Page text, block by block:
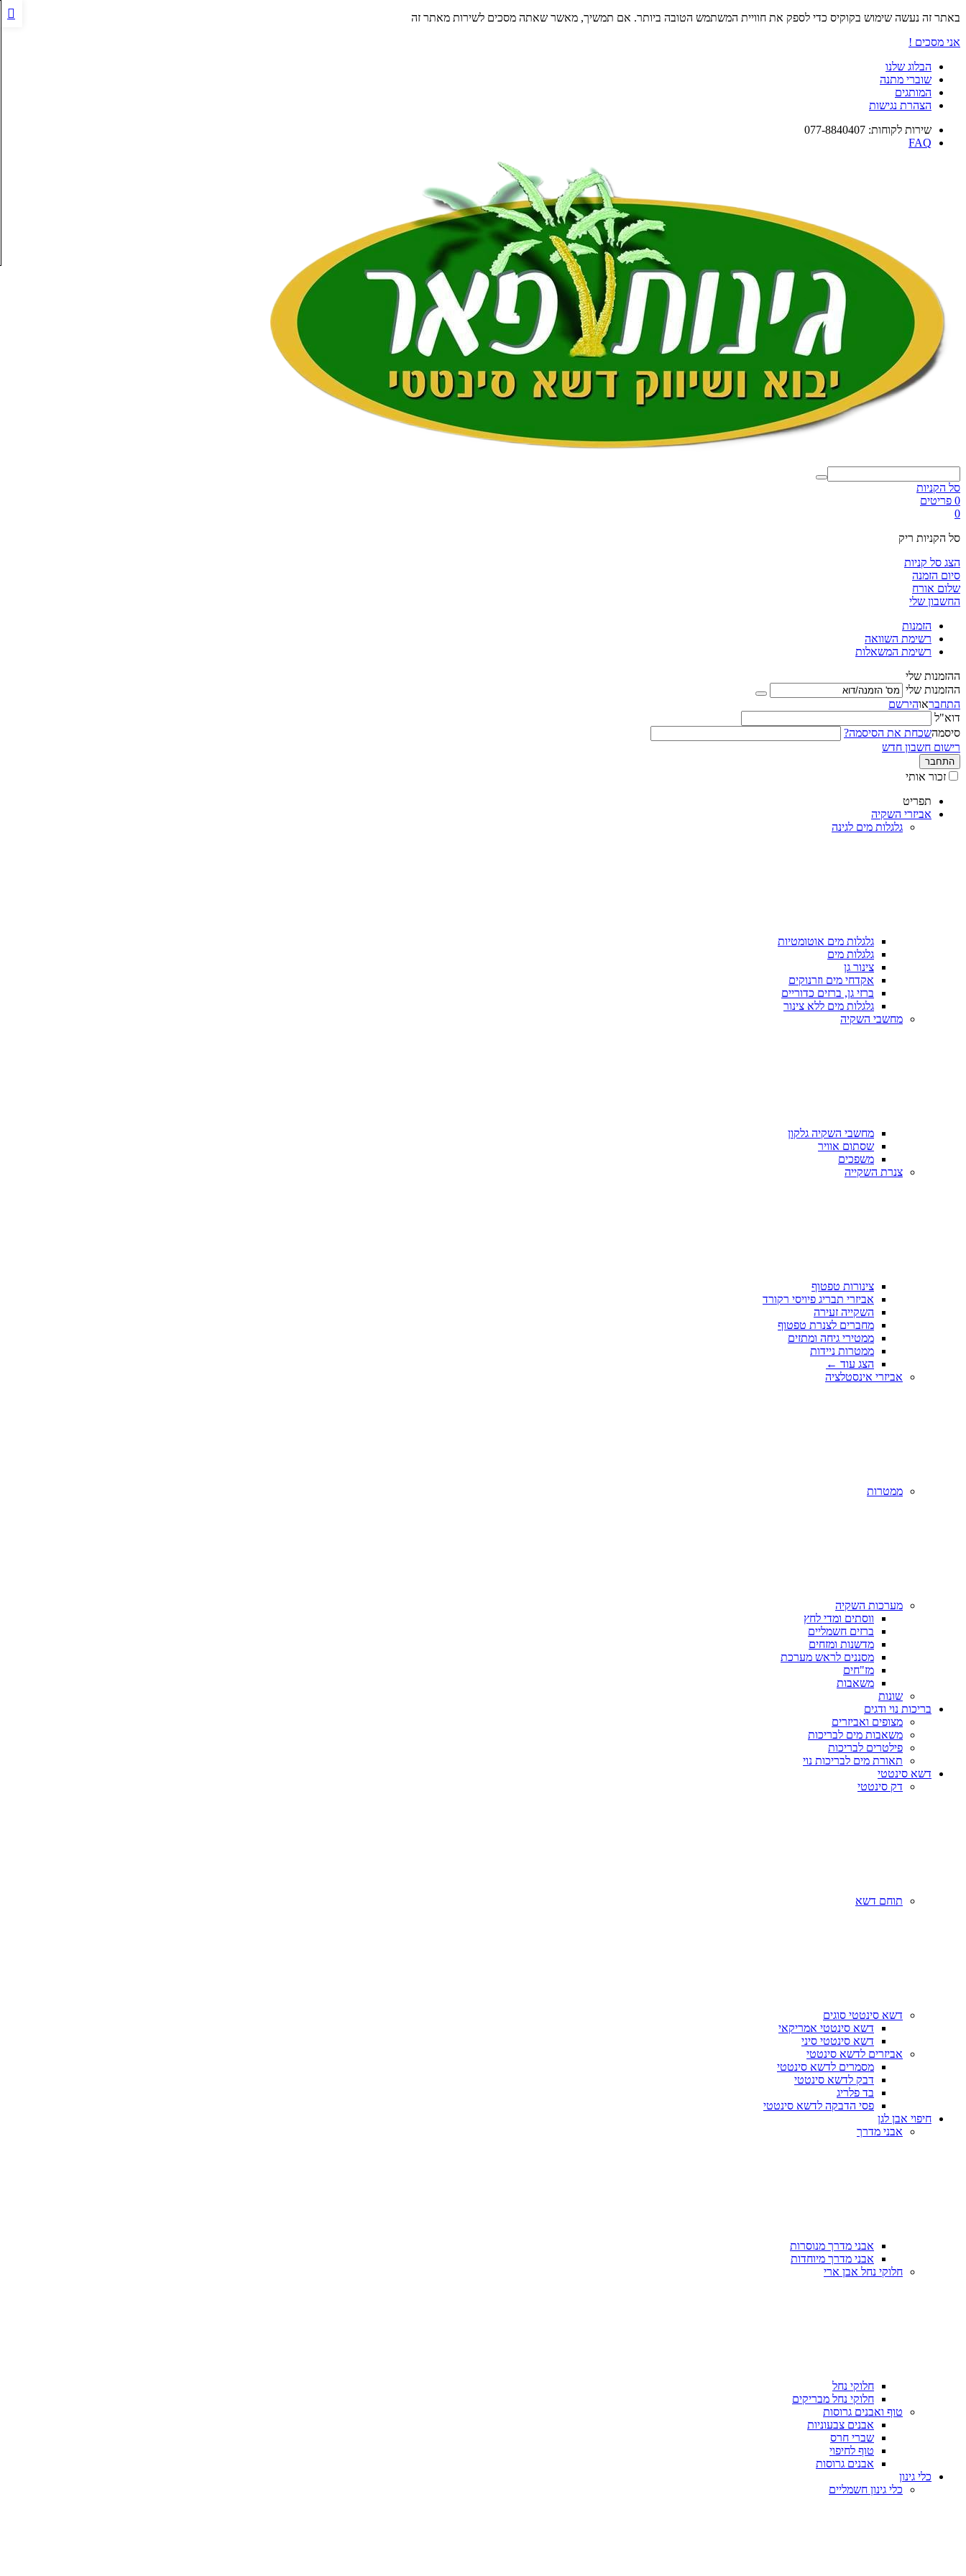
באתר זה נעשה שימוש בקוקיס כדי לספק את חוויית המשתמש הטובה ביותר. אם תמשיך, מאשר שאתה מסכים לשירות מאתר זה
אני מסכים !
הבלוג שלנו
שוברי מתנה
המותגים
הצהרת נגישות
שירות לקוחות: 077-8840407
FAQ
סל הקניות
0 פריטים
0
סל הקניות ריק
הצג סל קניות
סיום הזמנה
שלום אורח
החשבון שלי
הזמנות
רשימת השוואה
רשימת המשאלות
ההזמנות שלי
ההזמנות שלי
התחבראוהירשם
דוא"ל
סיסמהשכחת את הסיסמה?
רישום חשבון חדש
התחבר
זכור אותי
תפריט
אביזרי השקיה
גלגלות מים לגינה
גלגלות מים אוטומטיות
גלגלות מים
צינור גן
אקדחי מים וזרנוקים
ברזי גן, ברזים כדוריים
גלגלות מים ללא צינור
מחשבי השקיה
מחשבי השקיה גלקון
שסתום אוויר
משפכים
צנרת השקייה
צינורות טפטוף
אביזרי תבריג פיויסי רקורד
השקייה זעירה
מחברים לצנרת טפטוף
ממטירי גיחה ומתזים
ממטרות ניידות
הצג עוד ←
אביזרי אינסטלציה
ממטרות
מערכות השקיה
ווסתים ומדי לחץ
ברזים חשמליים
מדשנות ומזחים
מסננים לראש מערכת
מז"חים
משאבות
שונות
בריכות נוי ודגים
מצופים ואביזרים
משאבות מים לבריכות
פילטרים לבריכות
תאורת מים לבריכות נוי
דשא סינטטי
דק סינטטי
תוחם דשא
דשא סינטטי סוגים
דשא סינטטי אמריקאי
דשא סינטטי סיני
אביזרים לדשא סינטטי
מסמרים לדשא סינטטי
דבק לדשא סינטטי
בד פלריג
פסי הדבקה לדשא סינטטי
חיפוי אבן לגן
אבני מדרך
אבני מדרך מנוסרות
אבני מדרך מיוחדות
חלוקי נחל אבן ארי
חלוקי נחל
חלוקי נחל מבריקים
טוף ואבנים גרוסות
אבנים צבעוניות
שברי חרס
טוף לחיפוי
אבנים גרוסות
כלי גינון
כלי גינון חשמליים